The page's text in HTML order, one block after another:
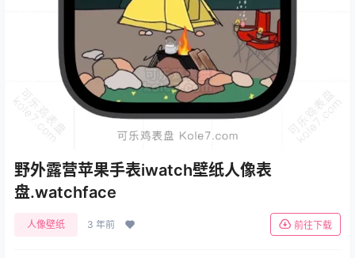
野外露营苹果手表iwatch壁纸人像表
盘.watchface
人像壁纸 3 年前 前往下载